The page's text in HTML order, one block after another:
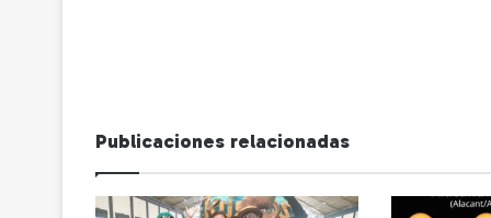
Publicaciones relacionadas